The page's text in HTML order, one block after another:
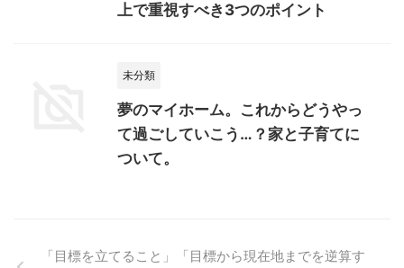
上で重視すべき3つのポイント
未分類
夢のマイホーム。これからどうやっ
て過ごしていこう…？家と子育てに
ついて。
「目標を立てること」「目標から現在地までを逆算す